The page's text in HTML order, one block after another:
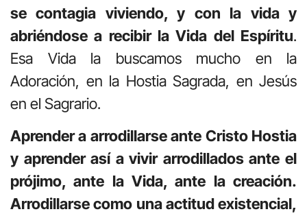
se contagia viviendo, y con la vida y
abriéndose a recibir la Vida del Espíritu.
Esa Vida la buscamos mucho en la
Adoración, en la Hostia Sagrada, en Jesús
en el Sagrario.
Aprender a arrodillarse ante Cristo Hostia
y aprender así a vivir arrodillados ante el
prójimo, ante la Vida, ante la creación.
Arrodillarse como una actitud existencial,